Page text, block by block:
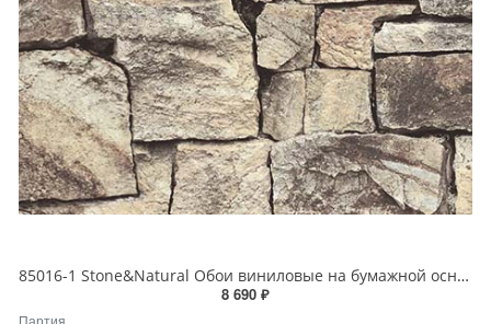
85016-1 Stone&Natural Обои виниловые на бумажной основе 1.06*15.5
8 690 ₽